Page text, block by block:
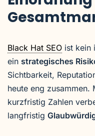
Black Hat SEO ist kein
ein strategisches
Sichtbarkeit,
heute eng zusammen.
kurzfristig Zahlen
langfristig